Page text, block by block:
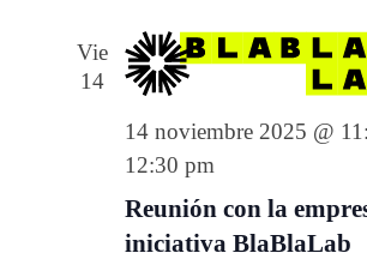
Vie
14
Reunión con la
iniciativa BlaBlaLab
14 noviembre 2025 @
12:30 pm